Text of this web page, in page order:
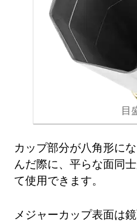
目
カップ部分が八角形に
んだ際に、平らな面同
て使用できます。
メジャーカップ表面は